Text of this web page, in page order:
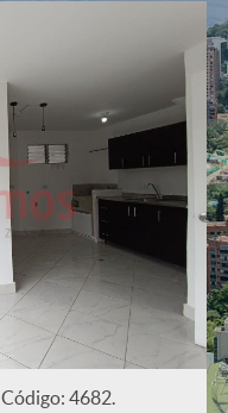
Código: 5382.